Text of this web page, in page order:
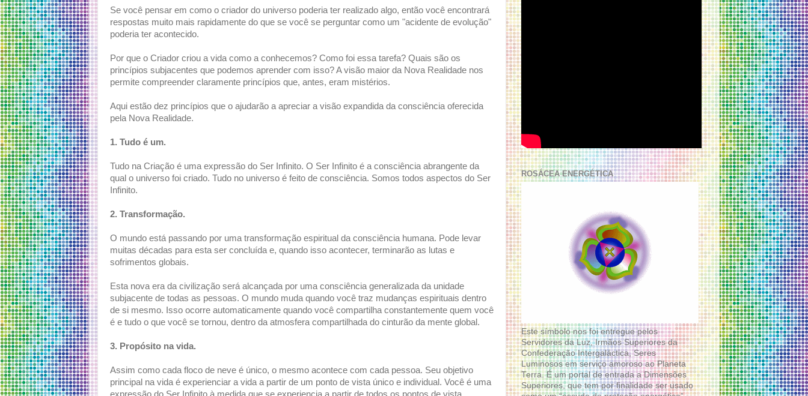
Se você pensar em como o criador do universo poderia ter realizado algo, então você encontrará
respostas muito mais rapidamente do que se você se perguntar como um "acidente de evolução"
poderia ter acontecido.
Por que o Criador criou a vida como a conhecemos? Como foi essa tarefa? Quais são os
princípios subjacentes que podemos aprender com isso? A visão maior da Nova Realidade nos
permite compreender claramente princípios que, antes, eram mistérios.
Aqui estão dez princípios que o ajudarão a apreciar a visão expandida da consciência oferecida
pela Nova Realidade.
1. Tudo é um.
Tudo na Criação é uma expressão do Ser Infinito. O Ser Infinito é a consciência abrangente da
qual o universo foi criado. Tudo no universo é feito de consciência. Somos todos aspectos do Ser
Infinito.
2. Transformação.
O mundo está passando por uma transformação espiritual da consciência humana. Pode levar
muitas décadas para esta ser concluída e, quando isso acontecer, terminarão as lutas e
sofrimentos globais.
Esta nova era da civilização será alcançada por uma consciência generalizada da unidade
subjacente de todas as pessoas. O mundo muda quando você traz mudanças espirituais dentro
de si mesmo. Isso ocorre automaticamente quando você compartilha constantemente quem você
é e tudo o que você se tornou, dentro da atmosfera compartilhada do cinturão da mente global.
3. Propósito na vida.
Assim como cada floco de neve é ​​único, o mesmo acontece com cada pessoa. Seu objetivo
principal na vida é experienciar a vida a partir de um ponto de vista único e individual. Você é uma
ROSÁCEA ENERGÉTICA
Este símbolo nos foi entregue pelos
Servidores da Luz, Irmãos Superiores da
Confederação Intergaláctica, Seres
Luminosos em serviço amoroso ao Planeta
Terra. É um portal de entrada a Dimensões
Superiores, que tem por finalidade ser usado